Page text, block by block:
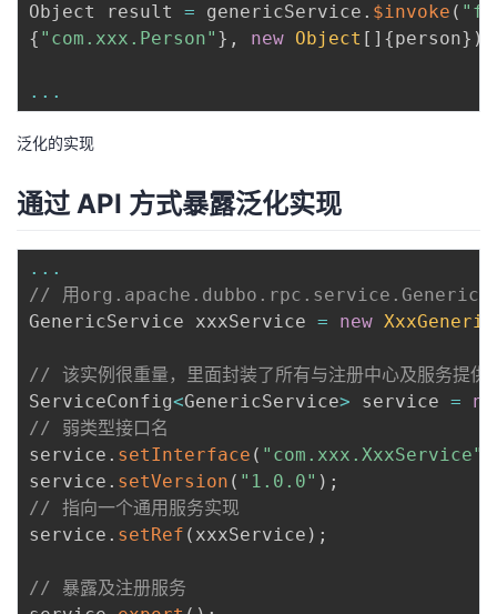
Object result = genericService . $invoke (
{ "com.xxx.Person" } , new Object [ ] {person} )
...
泛化的实现
通过 API 方式暴露泛化实现
...
// 用
GenericService xxxService = new
// 该实例很重量，里面封装了所有与注册中心及服务提供
ServiceConfig<GenericService> service =
// 弱类型接口名
service . setInterface ( "com.xxx.XxxService"
service . setVersion ( "1.0.0" ) ;
// 指向一个通用服务实现
service . setRef ( xxxService ) ;
// 暴露及注册服务